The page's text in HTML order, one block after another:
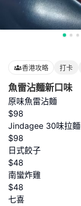
香港攻略 打卡
魚雷沾麵新口味
原味魚雷沾麵
$98
Jindagee 30味拉麵
$98
日式餃子
$48
南蠻炸雞
$48
七喜